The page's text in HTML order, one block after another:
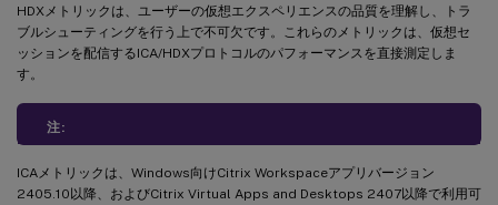
HDXメトリックは、ユーザーの仮想エクスペリエンスの品質を理解し、トラ
ブルシューティングを行う上で不可欠です。これらのメトリックは、仮想セ
ッションを配信するICA/HDXプロトコルのパフォーマンスを直接測定しま
す。
注:
ICAメトリックは、Windows向けCitrix Workspaceアプリバージョン
2405.10以降、およびCitrix Virtual Apps and Desktops 2407以降で利用可